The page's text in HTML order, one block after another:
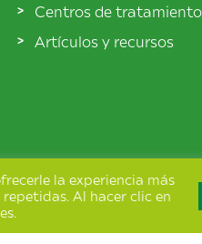
Centros de tratamiento
Artículos y recursos
la experiencia más
Al hacer clic en